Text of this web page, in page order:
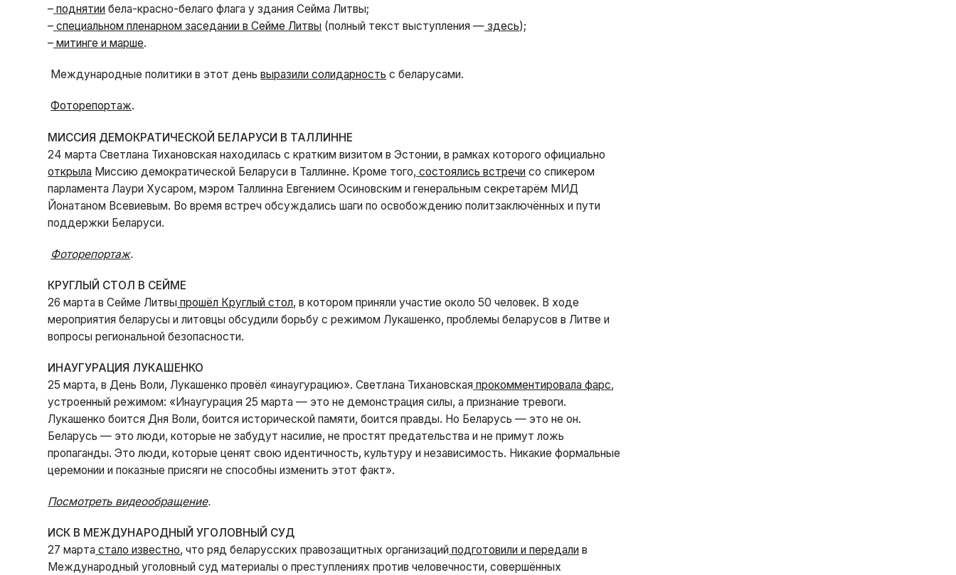
– поднятии бела-красно-белаго флага у здания Сейма Литвы;
– специальном пленарном заседании в Сейме Литвы (полный текст выступления — здесь);
– митинге и марше.
Международные политики в этот деньвыразили солидарность с беларусами.
Фоторепортаж.
МИССИЯ ДЕМОКРАТИЧЕСКОЙ БЕЛАРУСИ В ТАЛЛИННЕ
24 марта Светлана Тихановская находилась с кратким визитом в Эстонии, в рамках которого официально
открыла Миссию демократической Беларуси в Таллинне. Кроме того, состоялись встречи со спикером
парламента Лаури Хусаром, мэром Таллинна Евгением Осиновским и генеральным секретарём МИД
Йонатаном Всевиевым. Во время встреч обсуждались шаги по освобождению политзаключённых и пути
поддержки Беларуси.
Фоторепортаж.
КРУГЛЫЙ СТОЛ В СЕЙМЕ
26 марта в Сейме Литвы прошёл Круглый стол, в котором приняли участие около 50 человек. В ходе
мероприятия беларусы и литовцы обсудили борьбу с режимом Лукашенко, проблемы беларусов в Литве и
вопросы региональной безопасности.
ИНАУГУРАЦИЯ ЛУКАШЕНКО
25 марта, в День Воли, Лукашенко провёл «инаугурацию». Светлана Тихановская прокомментировала фарс,
устроенный режимом: «Инаугурация 25 марта — это не демонстрация силы, а признание тревоги.
Лукашенко боится Дня Воли, боится исторической памяти, боится правды. Но Беларусь — это не он.
Беларусь — это люди, которые не забудут насилие, не простят предательства и не примут ложь
пропаганды. Это люди, которые ценят свою идентичность, культуру и независимость. Никакие формальные
церемонии и показные присяги не способны изменить этот факт».
Посмотреть видеообращение.
ИСК В МЕЖДУНАРОДНЫЙ УГОЛОВНЫЙ СУД
27 марта стало известно, что ряд беларусских правозащитных организаций подготовили и передали в
Международный уголовный суд материалы о преступлениях против человечности, совершённых